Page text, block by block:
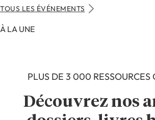
TOUS LES ÉVÉNEMENTS
À LA UNE
Découvrez nos
PLUS DE 3 000 RESSOURCES